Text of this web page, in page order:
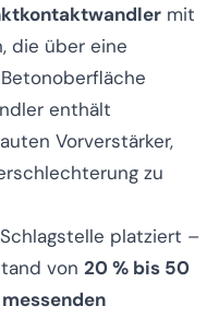
mit
die über eine
enthält
Vorverstärker,
zu
platziert –
von 20 % bis 50